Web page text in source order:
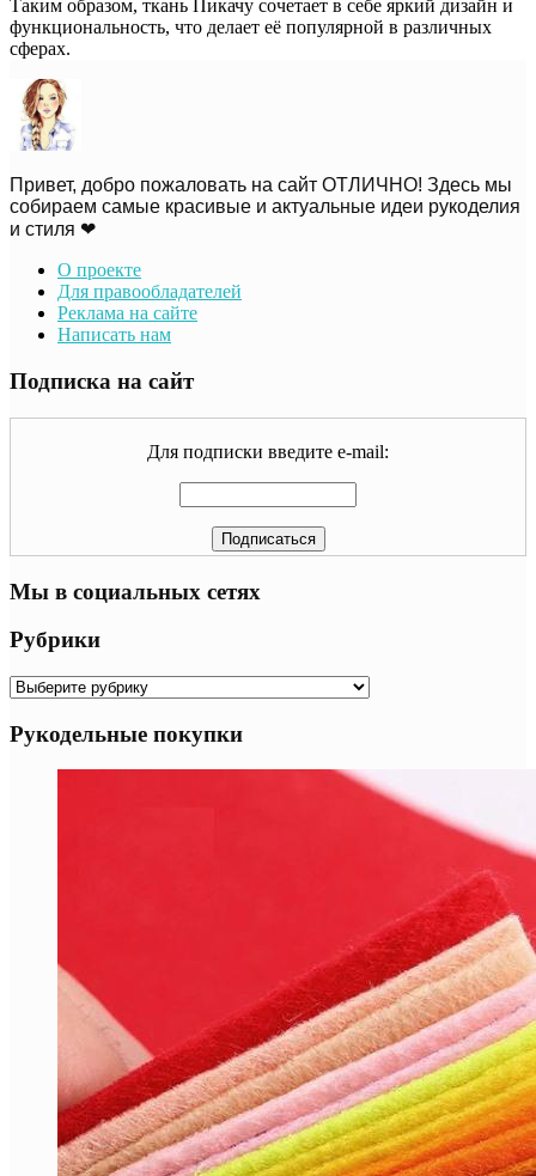
Таким образом, ткань Пикачу сочетает в себе яркий дизайн и
функциональность, что делает её популярной в различных
сферах.
Привет, добро пожаловать на сайт ОТЛИЧНО! Здесь мы
собираем самые красивые и актуальные идеи рукоделия
и стиля ❤
О проекте
Для правообладателей
Реклама на сайте
Написать нам
Подписка на сайт
Для подписки введите e-mail:
Мы в социальных сетях
Рубрики
Рубрики
Рукодельные покупки